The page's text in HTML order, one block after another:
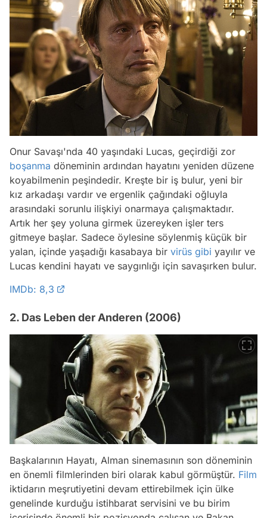
Onur Savaşı'nda 40 yaşındaki Lucas, geçirdiği zor
boşanma döneminin ardından hayatını yeniden düzene
koyabilmenin peşindedir. Kreşte bir iş bulur, yeni bir
kız arkadaşı vardır ve ergenlik çağındaki oğluyla
arasındaki sorunlu ilişkiyi onarmaya çalışmaktadır.
Artık her şey yoluna girmek üzereyken işler ters
gitmeye başlar. Sadece öylesine söylenmiş küçük bir
yalan, içinde yaşadığı kasabaya bir virüs gibi yayılır ve
Lucas kendini hayatı ve saygınlığı için savaşırken bulur.
IMDb: 8,3
2. Das Leben der Anderen (2006)
Başkalarının Hayatı, Alman sinemasının son döneminin
en önemli filmlerinden biri olarak kabul görmüştür. Film
iktidarın meşrutiyetini devam ettirebilmek için ülke
genelinde kurduğu istihbarat servisini ve bu birim